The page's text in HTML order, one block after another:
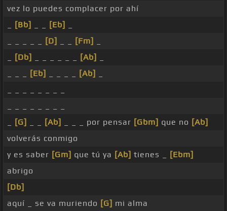
vez lo puedes complacer por ahí
[Bb] [Eb]
[D] [Fm]
[Db] [Ab]
[Eb] [Ab]
[G] [Ab] _ _ _ por pensar [Gbm] que no [Ab]
volverás conmigo
y es saber [Gm] que tú ya [Ab] tienes _
[Ebm]
abrigo
[Db]
aquí _ se va muriendo [G] mi alma